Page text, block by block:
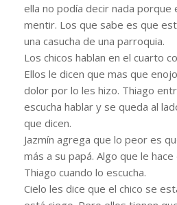
ella no podía decir nada porque
mentir. Los que sabe es que
una casucha de una parroquia.
Los chicos hablan en el cuarto
Ellos le dicen que mas que
dolor por lo les hizo. Thiago
escucha hablar y se queda al
que dicen.
Jazmín agrega que lo peor es
más a su papá. Algo que le hace
Thiago cuando lo escucha.
Cielo les dice que el chico se